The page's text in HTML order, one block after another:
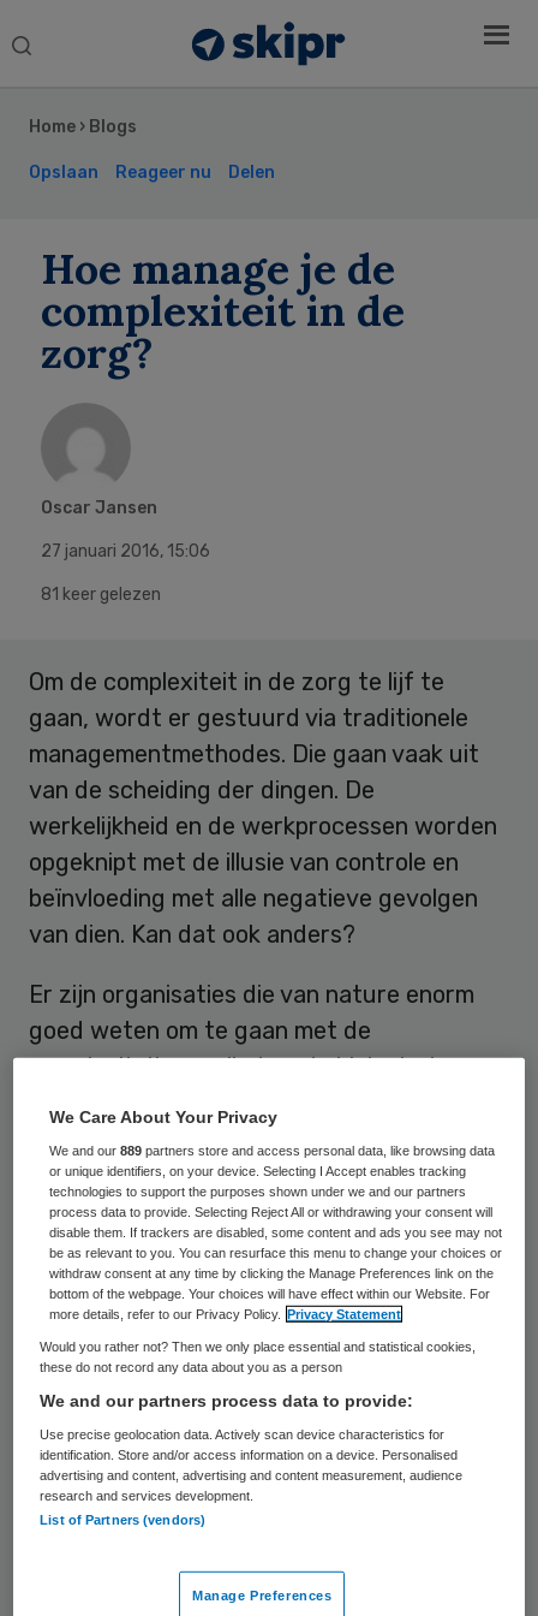
Search
Home › Blogs
Opslaan Reageer nu Delen
Hoe manage je de
complexiteit in de
zorg?
Oscar Jansen
27 januari 2016, 15:06
81 keer gelezen
Om de complexiteit in de zorg te lijf te
gaan, wordt er gestuurd via traditionele
managementmethodes. Die gaan vaak uit
van de scheiding der dingen. De
werkelijkheid en de werkprocessen worden
opgeknipt met de illusie van controle en
beïnvloeding met alle negatieve gevolgen
van dien. Kan dat ook anders?
Er zijn organisaties die van nature enorm
goed weten om te gaan met de
complexiteit van alledag: de biologische
resultaten (groenten) en veel minder
negatieve bijeffecten op de omgeving.
Daarom zet ik, als natuurlijk leiderschap-
coach, de biologische boerderij in als
inspirerend voorbeeld voor het omgaan met
complexiteit.
Complexiteit van alledag
“Hier, op de biologische boerderij, mag de
complexiteit er zijn”, aldus een manager uit
de zorg. “Hier wordt de werkelijkheid, in al
zijn complexiteit, niet versimpeld.” Een
biologische boerderij is bij uitstek een
Sidebar
We Care About Your Privacy
We and our889 partners store and access personal data, like browsing data
or unique identifiers, on your device. Selecting I Accept enables tracking
technologies to support the purposes shown under we and our partners
process data to provide. Selecting Reject All or withdrawing your consent will
disable them. If trackers are disabled, some content and ads you see may not
be as relevant to you. You can resurface this menu to change your choices or
withdraw consent at any time by clicking the Manage Preferences link on the
bottom of the webpage. Your choices will have effect within our Website. For
more details, refer to our Privacy Policy.
Privacy Statement
Would you rather not? Then we only place essential and statistical cookies,
these do not record any data about you as a person
We and our partners process data to provide:
Use precise geolocation data. Actively scan device characteristics for
identification. Store and/or access information on a device. Personalised
advertising and content, advertising and content measurement, audience
research and services development.
List of Partners (vendors)
Manage Preferences